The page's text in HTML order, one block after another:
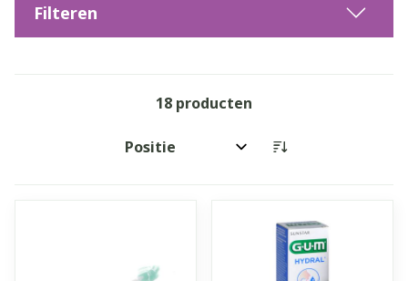
Filteren
18 producten
Sorteer op: